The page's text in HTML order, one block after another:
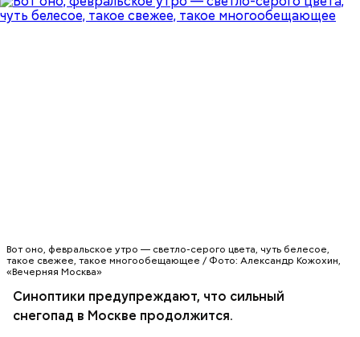
Вот оно, февральское утро — светло-серого цвета, чуть белесое,
такое свежее, такое многообещающее / Фото: Александр Кожохин,
«Вечерняя Москва»
Синоптики предупреждают, что сильный
снегопад в Москве продолжится.
МОСКВА
Бонусом для участников программы реновации,
которые переедут в равнозначные квартиры,
второй квартиры.
расширение квартиры до 150 «квадратов»,